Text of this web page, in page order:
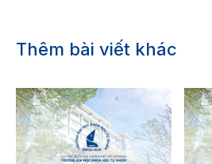
Thêm bài viết khác